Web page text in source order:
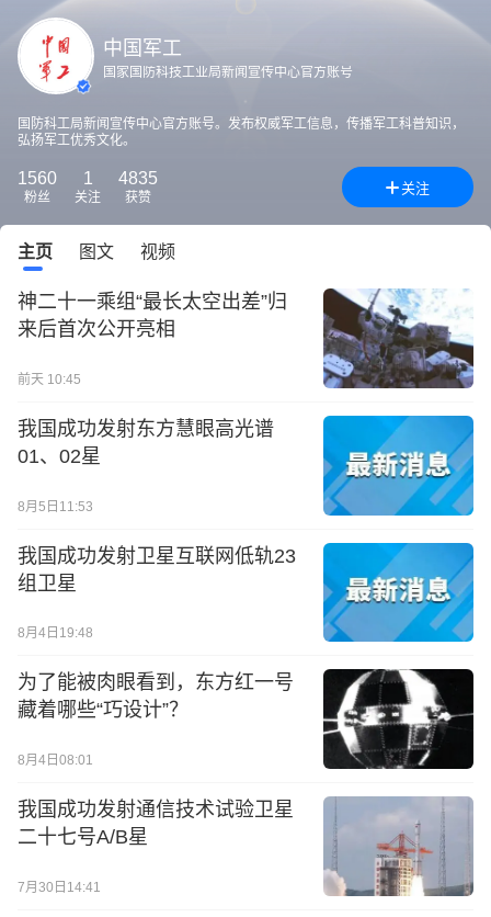
中国军工
国家国防科技工业局新闻宣传中心官方账号
国防科工局新闻宣传中心官方账号。发布权威军工信息，传播军工科普知识，
弘扬军工优秀文化。
1560
粉丝
1
关注
4835
获赞
关注
主页 图文 视频
神二十一乘组“最长太空出差”归
来后首次公开亮相
前天 10:45
我国成功发射东方慧眼高光谱
01、02星
8月5日11:53
我国成功发射卫星互联网低轨23
组卫星
8月4日19:48
为了能被肉眼看到，东方红一号
藏着哪些“巧设计”？
8月4日08:01
我国成功发射通信技术试验卫星
二十七号A/B星
7月30日14:41